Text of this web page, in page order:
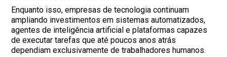
Enquanto isso, empresas de tecnologia continuam
ampliando investimentos em sistemas automatizados,
agentes de inteligência artificial e plataformas capazes
de executar tarefas que até poucos anos atrás
dependiam exclusivamente de trabalhadores humanos.